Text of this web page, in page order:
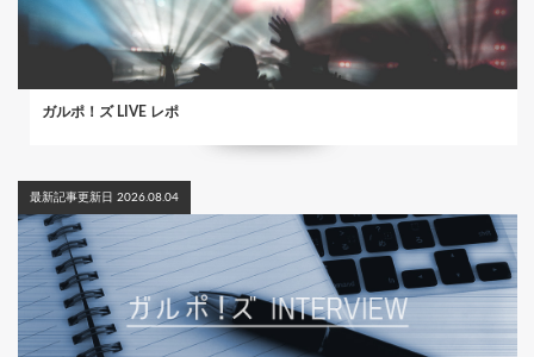
ガルポ！ズ LIVE レポ
最新記事更新日 2026.08.04